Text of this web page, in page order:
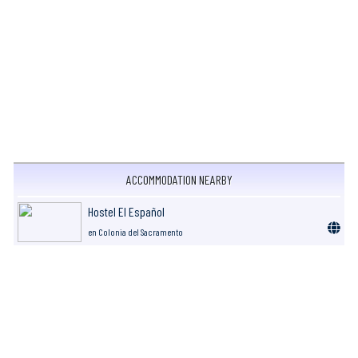
ACCOMMODATION NEARBY
Hostel El Español
en Colonia del Sacramento